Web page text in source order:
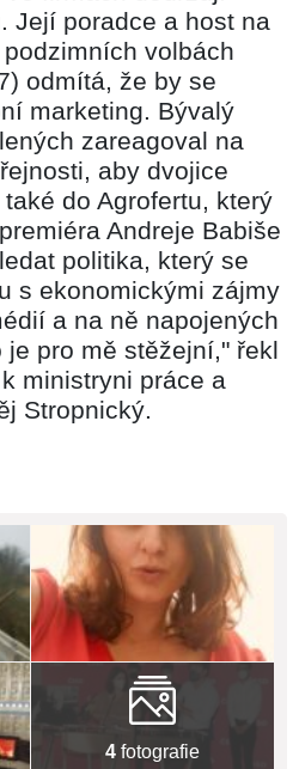
Její poradce a host na
volbách
odmítá, že by se
marketing. Bývalý
zareagoval na
aby dvojice
do Agrofertu, který
Andreje Babiše
politika, který se
s ekonomickými zájmy
a na ně napojených
je pro mě stěžejní," řekl
ministryni práce a
Stropnický.
4 fotografie